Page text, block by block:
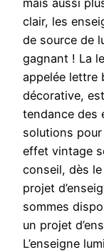
mais aussi
clair, les
de source de
gagnant ! La
appelée lettre
décorative,
tendance des
solutions
effet vintage
conseil, dès
projet
sommes
un projet
L’enseigne